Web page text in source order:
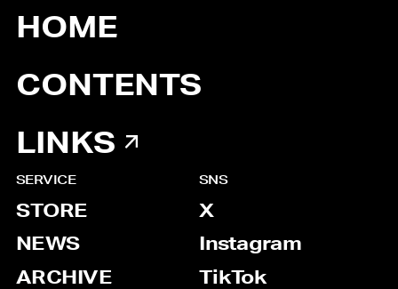
HOME
CONTENTS
LINKS
SERVICE
STORE
NEWS
ARCHIVE
SNS
X
Instagram
TikTok